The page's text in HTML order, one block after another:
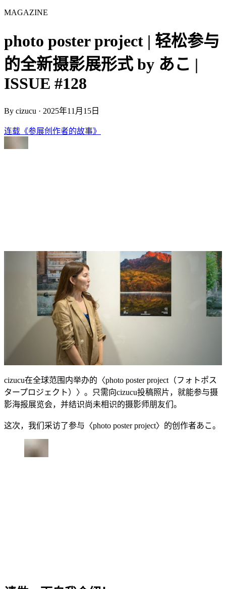
MAGAZINE
photo poster project | 轻松参与
的全新摄影展形式 by あこ |
ISSUE #128
By cizucu · 2025年11月15日
连载《参展创作者的故事》
cizucu在全球范围内举办的〈photo poster project（フォトポス
タープロジェクト）〉。只需向cizucu投稿照片，就能参与摄
影海报展览会，并结识尚未相识的摄影师朋友们。
这次，我们采访了参与〈photo poster project〉的创作者あこ。